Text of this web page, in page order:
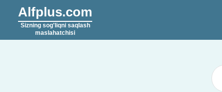
Alfplus.com
Sizning sog'liqni saqlash
maslahatchisi